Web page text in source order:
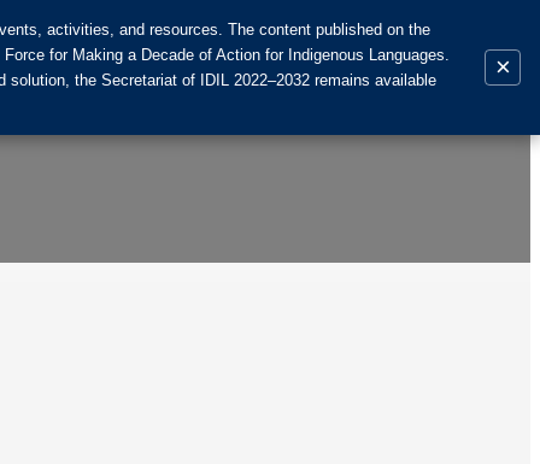
activities, and resources. The content published on the
for Making a Decade of Action for Indigenous Languages.
the Secretariat of IDIL 2022–2032 remains available
×